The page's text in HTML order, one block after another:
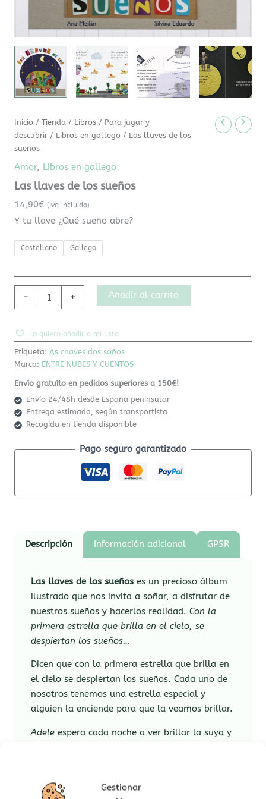
Gestionar
Inicio /Tienda / Libros / Para jugar y
descubrir / Libros en gallego / Las llaves de los
sueños
Amor, Libros en gallego
Las llaves de los sueños
14,90€ (Iva incluido)
Y tu llave ¿Qué sueño abre?
Castellano Gallego
- + Añadir al carrito
Lo quiero añadir a mi lista
Etiqueta:As chaves dos soños
Marca: ENTRE NUBES Y CUENTOS
Envío gratuíto en pedidos superiores a 150€!
Envío 24/48h desde España peninsular
Entrega estimada, según transportista
Recogida en tienda disponible
Pago seguro garantizado
Descripción Información adicional GPSR
Las llaves de los sueños es un precioso álbum
ilustrado que nos invita a soñar, a disfrutar de
nuestros sueños y hacerlos realidad.Con la
primera estrella que brilla en el cielo, se
despiertan los sueños…
Dicen que con la primera estrella que brilla en
el cielo se despiertan los sueños. Cada uno de
nosotros tenemos una estrella especial y
alguien la enciende para que la veamos brillar.
Adele espera cada noche a ver brillar la suya y
Las llaves que guarda en el cajón de su mesilla